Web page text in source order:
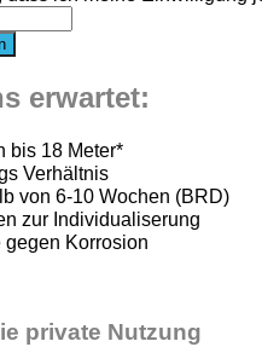
erwartet:​
bis 18 Meter*
Verhältnis
von 6-10 Wochen (BRD)
zur Individualiserung
gegen Korrosion
private Nutzung